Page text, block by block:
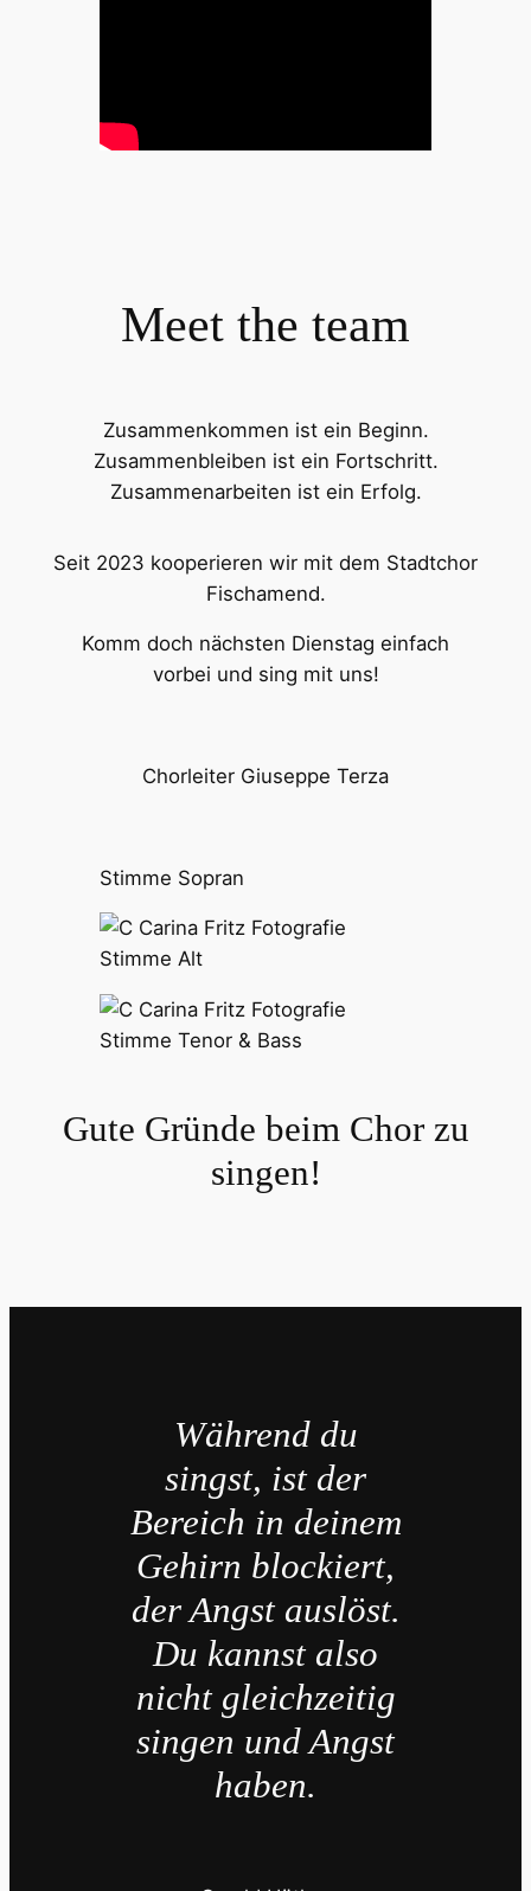
Meet the team
Zusammenkommen ist ein Beginn.
Zusammenbleiben ist ein Fortschritt.
Zusammenarbeiten ist ein Erfolg.
Seit 2023 kooperieren wir mit dem Stadtchor
Fischamend.
Komm doch nächsten Dienstag einfach
vorbei und sing mit uns!
Chorleiter Giuseppe Terza
Stimme Sopran
Stimme Alt
Stimme Tenor & Bass
Gute Gründe beim Chor zu
singen!
Während du
singst, ist der
Bereich in deinem
Gehirn blockiert,
der Angst auslöst.
Du kannst also
nicht gleichzeitig
singen und Angst
haben.